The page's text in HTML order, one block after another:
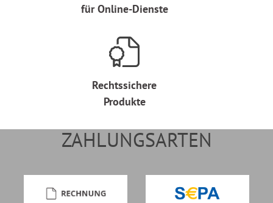
für Online-Dienste
Rechtssichere
Produkte
ZAHLUNGSARTEN